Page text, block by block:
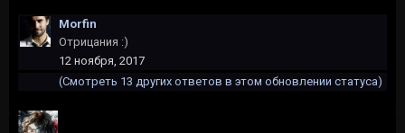
Morfin
Отрицания :)
12 ноября, 2017
(Смотреть 13 других ответов в этом обновлении статуса)